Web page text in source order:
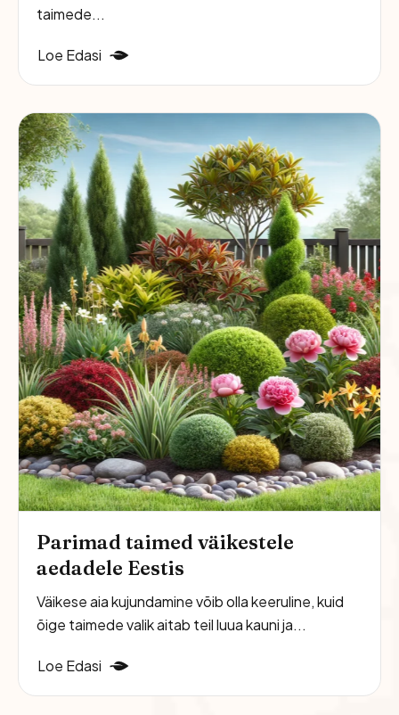
taimede...
Loe Edasi
Parimad taimed väikestele
aedadele Eestis
Väikese aia kujundamine võib olla keeruline, kuid
õige taimede valik aitab teil luua kauni ja...
Loe Edasi